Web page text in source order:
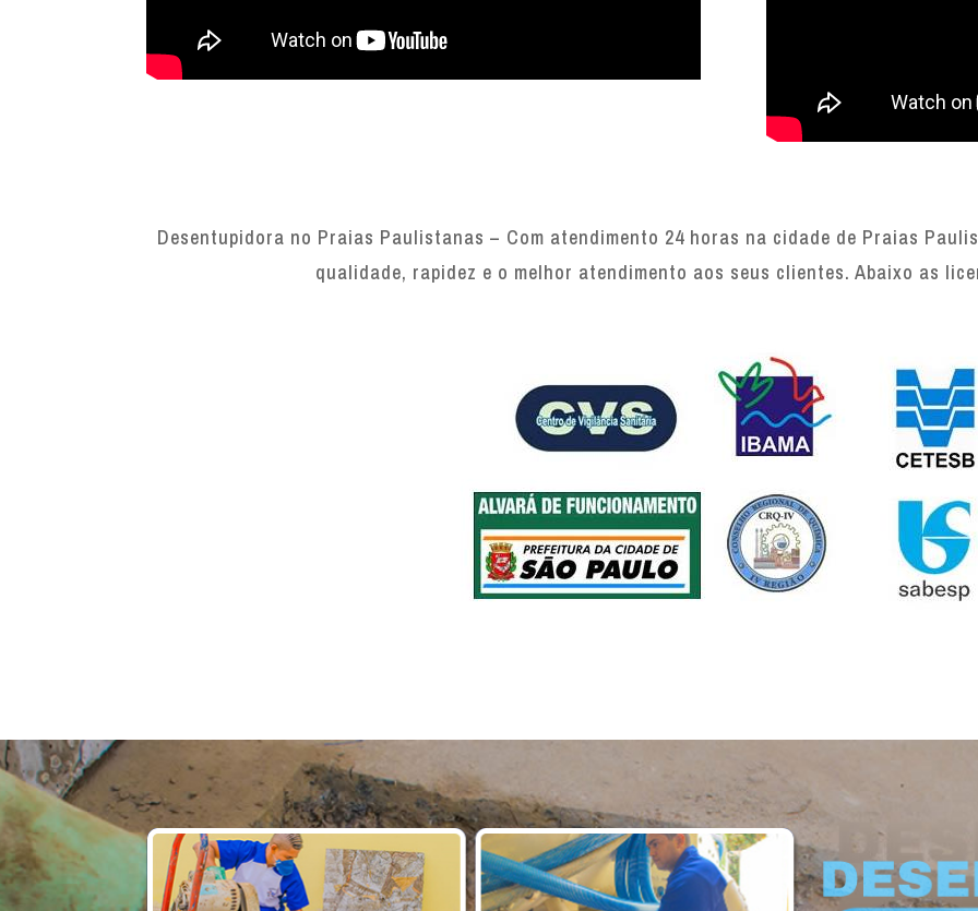
Desentupidora no Praias Paulistanas – Com atendimento 24 horas na cidade de Praias
qualidade, rapidez e o melhor atendimento aos seus clientes. Abaixo as